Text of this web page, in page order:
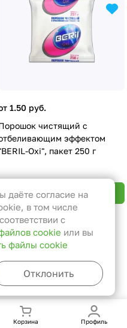
1.50 руб.
чистящий с
эффектом
Oxi", пакет 250 г
В корзину
Корзина Профиль
и не
наших
их
случае
даёте согласие на
в том числе
с
cookie или вы
файлы cookie
Отклонить